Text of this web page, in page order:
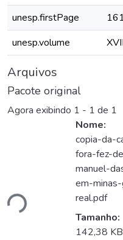
unesp.firstPage
unesp.volume
XVII
Arquivos
Pacote original
Agora exibindo 1 - 1 de 1
Nome:
copia-da-
fora-fez-
manuel-
em-
real.pdf
Tamanho:
142,38 KB